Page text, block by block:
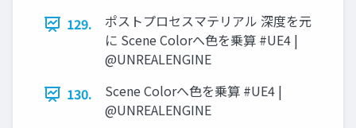
129.
ポストプロセスマテリアル 深度を元
に Scene Colorへ色を乗算 #UE4 |
@UNREALENGINE
130.
Scene Colorへ色を乗算 #UE4 |
@UNREALENGINE